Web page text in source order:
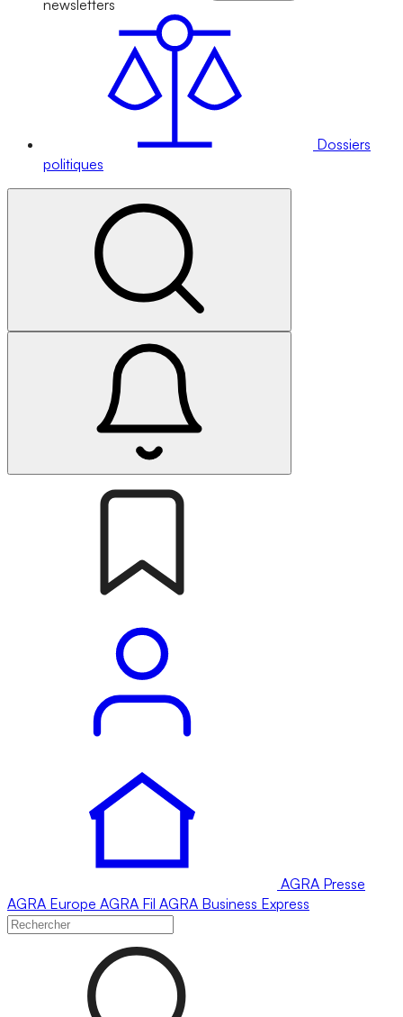
newsletters
Dossiers
politiques
AGRA Presse
AGRA Europe AGRA Fil AGRA Business Express